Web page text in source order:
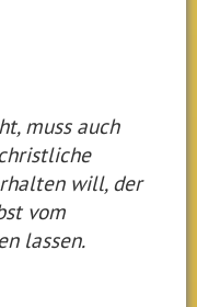
muss auch
will, der
vom
lassen.